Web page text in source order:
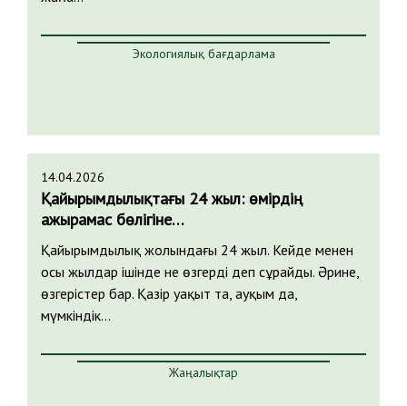
Экологиялық бағдарлама
14.04.2026
Қайырымдылықтағы 24 жыл: өмірдің
ажырамас бөлігіне…
Қайырымдылық жолындағы 24 жыл. Кейде менен
осы жылдар ішінде не өзгерді деп сұрайды. Әрине,
өзгерістер бар. Қазір уақыт та, ауқым да,
мүмкіндік…
Жаңалықтар